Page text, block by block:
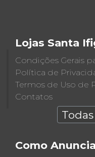
Lojas Santa
Condições Gerais
Política de
Termos de Uso de
Contatos
Como